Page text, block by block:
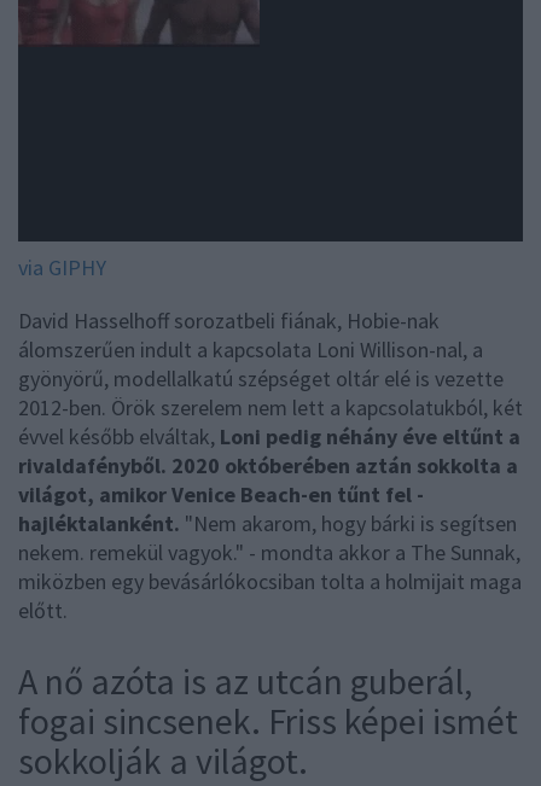
via GIPHY
David Hasselhoff sorozatbeli fiának, Hobie-nak
álomszerűen indult a kapcsolata Loni Willison-nal, a
gyönyörű, modellalkatú szépséget oltár elé is vezette
2012-ben. Örök szerelem nem lett a kapcsolatukból, két
évvel később elváltak, Loni pedig néhány éve eltűnt a
rivaldafényből. 2020 októberében aztán sokkolta a
világot, amikor Venice Beach-en tűnt fel -
hajléktalanként. "Nem akarom, hogy bárki is segítsen
nekem. remekül vagyok." - mondta akkor a The Sunnak,
miközben egy bevásárlókocsiban tolta a holmijait maga
előtt.
A nő azóta is az utcán guberál,
fogai sincsenek. Friss képei ismét
sokkolják a világot.